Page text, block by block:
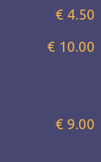
€ 4.50
€ 10.00
€ 9.00